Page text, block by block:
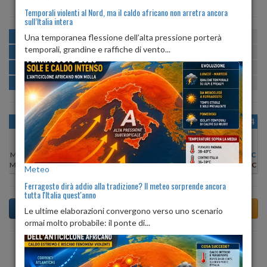
MATTINA min:25º max:27º U:
POMERIGGIO min:27º max:29º
SERA min:28º max:29º U:73% 76%
NOTTE min: 26º max:28º U:76%
OGGI
Min:
27°C
Max:29°C
DOM 09
Min:
Max:28°C
LUN 10
Min:28°C
Max:29°C
MAR 11
Min:
29°C
Max:29°C
MER 12
Max:29°C
GIO 13
Min:27°C
Max:29°C
VEN 14
27°C
Max:28°C
Previsioni del Tempo a Albenga tra 5 giorni
Temporali violenti al Nord, ma il caldo africano non arretra ancora
sull’Italia intera
Una temporanea flessione dell’alta pressione porterà
temporali, grandine e raffiche di vento...
Meteo
Ferragosto dirà addio alla tradizione? Il meteo sorprende ancora
tutta l'Italia quest'anno
Le ultime elaborazioni convergono verso uno scenario
ormai molto probabile: il ponte di...